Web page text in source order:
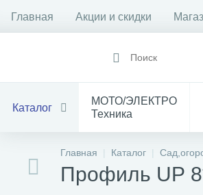
Главная Акции и скидки
Каталог
МОТО/ЭЛЕКТРО
Техника
ВсеГлавная Каталог
Профиль UР